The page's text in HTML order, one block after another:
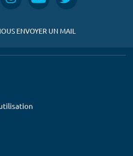
ENVOYER UN MAIL